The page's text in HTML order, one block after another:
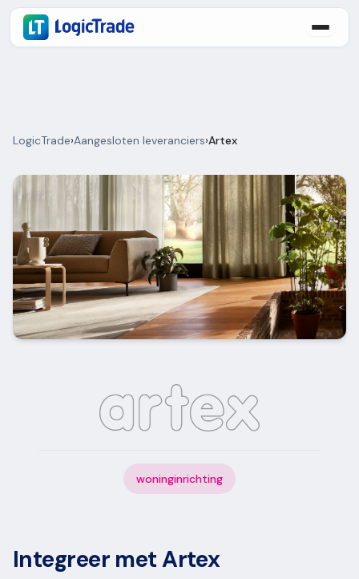
LogicTrade›Aangesloten leveranciers›Artex
woninginrichting
Integreer met Artex